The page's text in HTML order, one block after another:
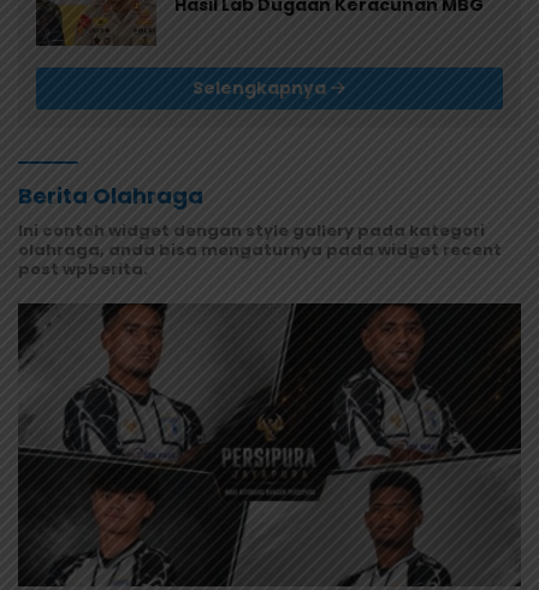
Hasil Lab Dugaan Keracunan MBG
Selengkapnya
Berita Olahraga
Ini contoh widget dengan style gallery pada kategori
olahraga, anda bisa mengaturnya pada widget recent
post wpberita.